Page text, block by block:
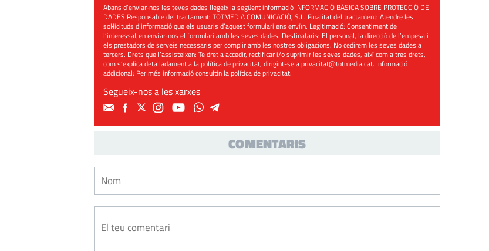
Abans d’enviar-nos les teves dades llegeix la següent informació INFORMACIÓ BÀSICA SOBRE PROTECCIÓ DE
DADES Responsable del tractament: TOTMEDIA COMUNICACIÓ, S.L. Finalitat del tractament: Atendre les
sol·licituds d’informació que els usuaris d’aquest formulari ens enviïn. Legitimació: Consentiment de
l’interessat en enviar-nos el formulari amb les seves dades. Destinataris: El personal, la direcció de l’empesa i
els prestadors de serveis necessaris per complir amb les nostres obligacions. No cedirem les seves dades a
tercers. Drets que l’assisteixen: Te dret a accedir, rectificar i/o suprimir les seves dades, així com altres drets,
com s’explica detalladament a la política de privacitat, dirigint-se aprivacitat@totmedia.cat. Informació
addicional: Per més informació consultin lapolítica de privacitat.
Segueix-nos a les xarxes
COMENTARIS